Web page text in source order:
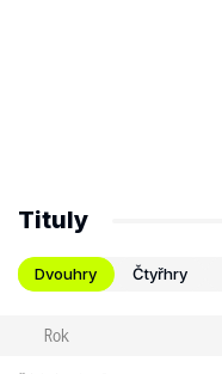
Tituly
Dvouhry Čtyřhry
Rok